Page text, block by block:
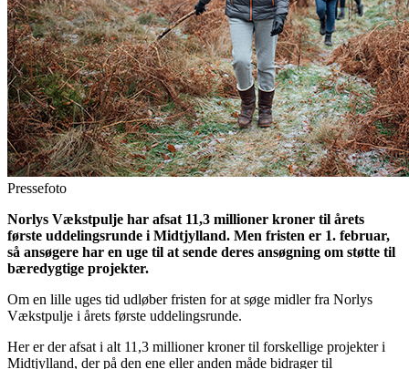
Pressefoto
Norlys Vækstpulje har afsat 11,3 millioner kroner til årets
første uddelingsrunde i Midtjylland. Men fristen er 1. februar,
så ansøgere har en uge til at sende deres ansøgning om støtte til
bæredygtige projekter.
Om en lille uges tid udløber fristen for at søge midler fra Norlys
Vækstpulje i årets første uddelingsrunde.
Her er der afsat i alt 11,3 millioner kroner til forskellige projekter i
Midtjylland, der på den ene eller anden måde bidrager til